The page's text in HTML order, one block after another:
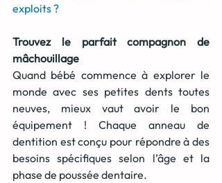
exploits ?
Trouvez le parfait compagnon de
mâchouillage
Quand bébé commence à explorer le
monde avec ses petites dents toutes
neuves, mieux vaut avoir le bon
équipement ! Chaque anneau de
dentition est conçu pour répondre à des
besoins spécifiques selon l’âge et la
phase de poussée dentaire.